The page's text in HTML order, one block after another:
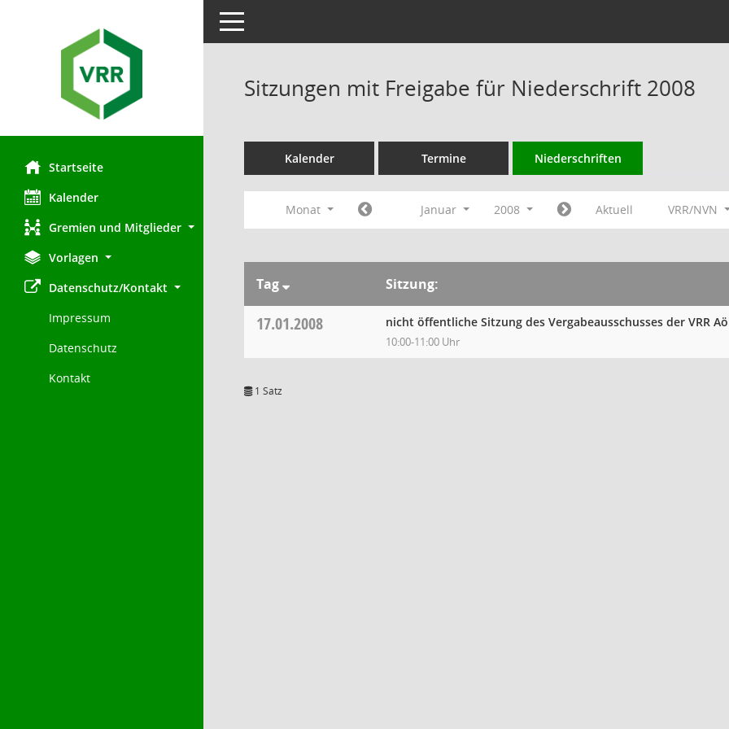
Startseite
Kalender
Gremien und Mitglieder
Vorlagen
Datenschutz/Kontakt
Impressum
Datenschutz
Kontakt
Toggle navigation
Sitzungen mit Freigabe für Niederschrift 2008
Kalender Termine Niederschriften
Monat Januar 2008 Aktuell VRR/NVN
Tag Sitzung:
17.01.2008 nicht öffentliche Sitzung des Vergabeausschusses der VRR
10:00-11:00 Uhr
1 Satz